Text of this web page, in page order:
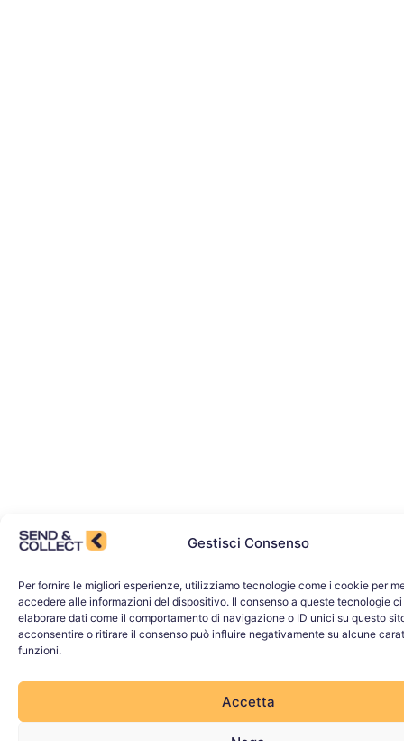
Gestisci Consenso
Per fornire le migliori esperienze, utilizziamo tecnologie come i cookie per
accedere alle informazioni del dispositivo. Il consenso a queste tecnologie
elaborare dati come il comportamento di navigazione o ID unici su questo
acconsentire o ritirare il consenso può influire negativamente su alcune
funzioni.
Accetta